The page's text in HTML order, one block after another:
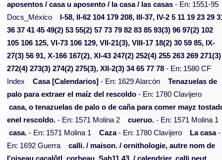
aposentos / casa u aposento / la casa / las casas - En: 1551-95
Docs_México
I-58, II-62 104 179 208, III-37, IV-2 5 11 19 23 29
36 37 41 45 49(2) 53 55(2) 57 73 79 82 83 85 93(3) 96 97(2) 102
105 106 125, VI-73 106 129, VII-21(3), VIII-17 18(2) 30 59 85, IX-
27(3) 56 91, X-166 167(2), XI-43 247(2) 252(4) 255 263 269 271(3)
272(4) 273(3) 274(2) 275(3), XII-2(3) 34 65 77 78 - En: 1580 CF
Index
Casa [Calendarios] - En: 1629 Alarcón
Tenazuelas de
palo para extraer el maíz del rescoldo - En: 1780 Clavijero
casa, o tenazuelas de palo o de caña para comer mayz
enel rescoldo. - En: 1571 Molina 2 cueruo. - En: 1571 Molina 1
casa. - En: 1571 Molina 1 Caza- En: 1780 Clavijero La casa-
En: 1692 Guerra
calli. / maison. / ornithologie, autre nom de